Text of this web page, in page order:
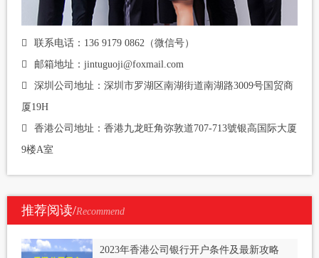
联系电话：136 9179 0862（微信号）
邮箱地址：jintuguoji@foxmail.com
深圳公司地址：深圳市罗湖区南湖街道南湖路3009号国贸商
厦19H
香港公司地址：香港九龙旺角弥敦道707-713號银高国际大厦
9楼A室
推荐阅读/Recommend
2023年香港公司银行开户条件及最新攻略